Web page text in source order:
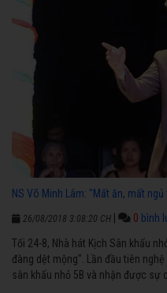
NS Võ Minh Lâm: "Mất ăn, mất ngủ
26/08/2018 3:08:20 CH 0 bình
Tối 24-8, Nhà hát Kịch Sân khấu
đàng dệt mộng". Lần đầu tiên
sân khấu nhỏ 5B và nhận được sự